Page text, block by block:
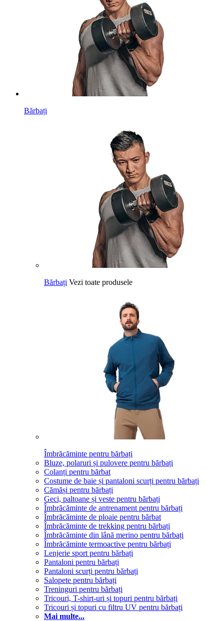
Bărbați
Bărbați Vezi toate produsele
Îmbrăcăminte pentru bărbați
Bluze, polaruri și pulovere pentru bărbați
Colanți pentru bărbat
Costume de baie și pantaloni scurți pentru bărbați
Cămăși pentru bărbați
Geci, paltoane și veste pentru bărbați
Îmbrăcăminte de antrenament pentru bărbați
Îmbrăcăminte de ploaie pentru bărbat
Îmbrăcăminte de trekking pentru bărbați
Îmbrăcăminte din lână merino pentru bărbați
Îmbrăcăminte termoactive pentru bărbați
Lenjerie sport pentru bărbați
Pantaloni pentru bărbați
Pantaloni scurți pentru bărbați
Salopete pentru bărbați
Treninguri pentru bărbați
Tricouri, T-shirt-uri și topuri pentru bărbați
Tricouri și topuri cu filtru UV pentru bărbați
Mai multe...